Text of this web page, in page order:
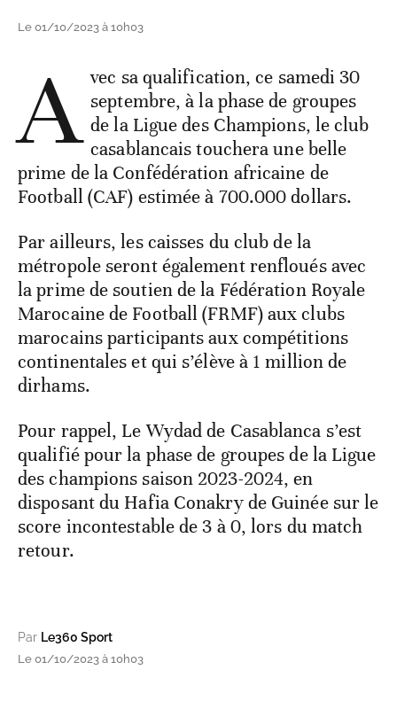
Le 01/10/2023 à 10h03
A vec sa qualification, ce samedi 30
septembre, à la phase de groupes
de la Ligue des Champions, le club
casablancais touchera une belle
prime de la Confédération africaine de
Football (CAF) estimée à 700.000 dollars.
Par ailleurs, les caisses du club de la
métropole seront également renfloués avec
la prime de soutien de la Fédération Royale
Marocaine de Football (FRMF) aux clubs
marocains participants aux compétitions
continentales et qui s’élève à 1 million de
dirhams.
Pour rappel, Le Wydad de Casablanca s’est
qualifié pour la phase de groupes de la Ligue
des champions saison 2023-2024, en
disposant du Hafia Conakry de Guinée sur le
score incontestable de 3 à 0, lors du match
retour.
Par Le360 Sport
Le 01/10/2023 à 10h03